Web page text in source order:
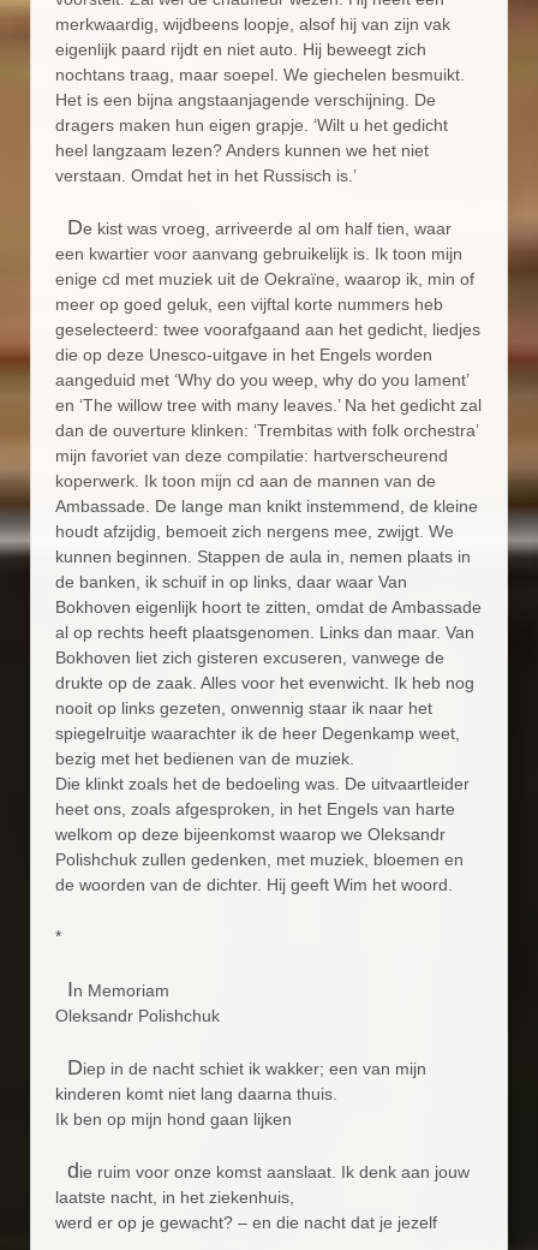
merkwaardig, wijdbeens loopje, alsof hij van zijn vak
eigenlijk paard rijdt en niet auto. Hij beweegt zich
nochtans traag, maar soepel. We giechelen besmuikt.
Het is een bijna angstaanjagende verschijning. De
dragers maken hun eigen grapje. ‘Wilt u het gedicht
heel langzaam lezen? Anders kunnen we het niet
verstaan. Omdat het in het Russisch is.’
De kist was vroeg, arriveerde al om half tien, waar
een kwartier voor aanvang gebruikelijk is. Ik toon mijn
enige cd met muziek uit de Oekraïne, waarop ik, min of
meer op goed geluk, een vijftal korte nummers heb
geselecteerd: twee voorafgaand aan het gedicht, liedjes
die op deze Unesco-uitgave in het Engels worden
aangeduid met ‘Why do you weep, why do you lament’
en ‘The willow tree with many leaves.’ Na het gedicht zal
dan de ouverture klinken: ‘Trembitas with folk orchestra’
mijn favoriet van deze compilatie: hartverscheurend
koperwerk. Ik toon mijn cd aan de mannen van de
Ambassade. De lange man knikt instemmend, de kleine
houdt afzijdig, bemoeit zich nergens mee, zwijgt. We
kunnen beginnen. Stappen de aula in, nemen plaats in
de banken, ik schuif in op links, daar waar Van
Bokhoven eigenlijk hoort te zitten, omdat de Ambassade
al op rechts heeft plaatsgenomen. Links dan maar. Van
Bokhoven liet zich gisteren excuseren, vanwege de
drukte op de zaak. Alles voor het evenwicht. Ik heb nog
nooit op links gezeten, onwennig staar ik naar het
spiegelruitje waarachter ik de heer Degenkamp weet,
bezig met het bedienen van de muziek.
Die klinkt zoals het de bedoeling was. De uitvaartleider
heet ons, zoals afgesproken, in het Engels van harte
welkom op deze bijeenkomst waarop we Oleksandr
Polishchuk zullen gedenken, met muziek, bloemen en
de woorden van de dichter. Hij geeft Wim het woord.
*
In Memoriam
Oleksandr Polishchuk
Diep in de nacht schiet ik wakker; een van mijn
kinderen komt niet lang daarna thuis.
Ik ben op mijn hond gaan lijken
die ruim voor onze komst aanslaat. Ik denk aan jouw
laatste nacht, in het ziekenhuis,
werd er op je gewacht? – en die nacht dat je jezelf